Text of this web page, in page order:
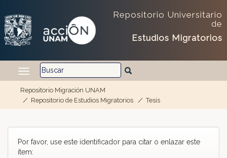
Repositorio Universitario
de
Estudios Migratorios
Repositorio Migración UNAM
Repositorio de Estudios Migratorios
Tesis
Por favor, use este identificador para citar o enlazar este
ítem: